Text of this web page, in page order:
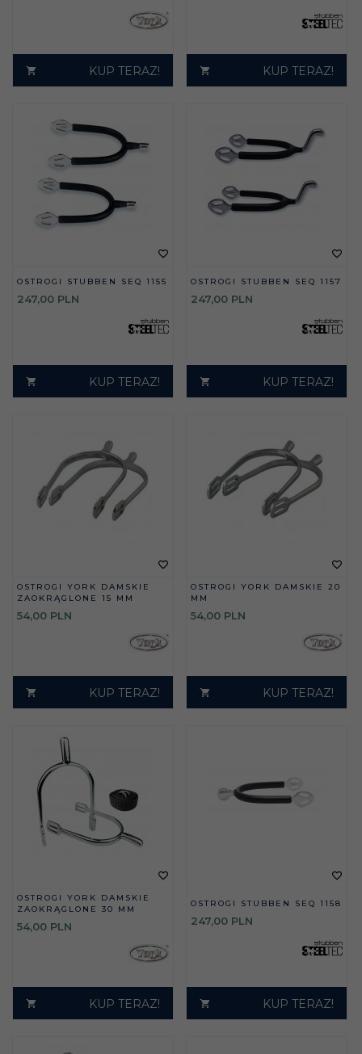
KUP TERAZ! KUP TERAZ!
OSTROGI STUBBEN SEQ 1155
247,00 PLN
KUP TERAZ!
OSTROGI STUBBEN SEQ 1157
247,00 PLN
KUP TERAZ!
OSTROGI YORK DAMSKIE
ZAOKRĄGLONE 15 MM
54,00 PLN
KUP TERAZ!
OSTROGI YORK DAMSKIE 20
MM
54,00 PLN
KUP TERAZ!
OSTROGI YORK DAMSKIE
ZAOKRĄGLONE 30 MM
54,00 PLN
KUP TERAZ!
OSTROGI STUBBEN SEQ 1158
247,00 PLN
KUP TERAZ!